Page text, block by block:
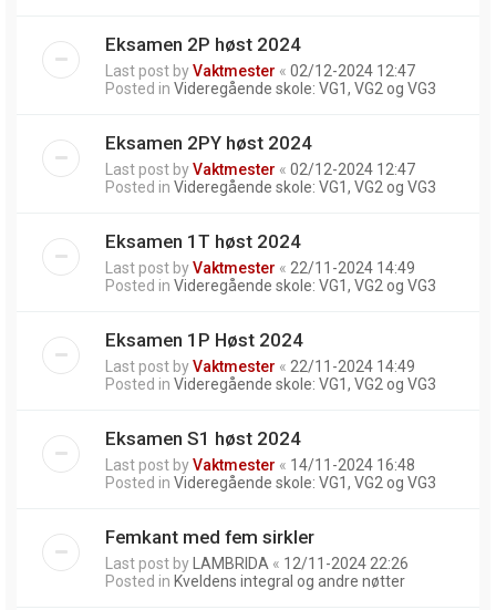
Eksamen 2P høst 2024
Last post byVaktmester « 02/12-2024 12:47
Posted in Videregående skole: VG1, VG2 og VG3
Eksamen 2PY høst 2024
Last post byVaktmester « 02/12-2024 12:47
Posted in Videregående skole: VG1, VG2 og VG3
Eksamen 1T høst 2024
Last post byVaktmester « 22/11-2024 14:49
Posted in Videregående skole: VG1, VG2 og VG3
Eksamen 1P Høst 2024
Last post byVaktmester « 22/11-2024 14:49
Posted in Videregående skole: VG1, VG2 og VG3
Eksamen S1 høst 2024
Last post byVaktmester « 14/11-2024 16:48
Posted in Videregående skole: VG1, VG2 og VG3
Femkant med fem sirkler
Last post by LAMBRIDA « 12/11-2024 22:26
Posted in Kveldens integral og andre nøtter